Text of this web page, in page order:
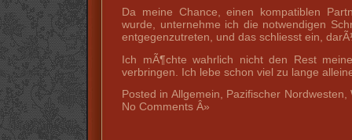
Da meine Chance, einen kompatiblen
wurde, unternehme ich die notwendigen
entgegenzutreten, und das schliesst ein,
Ich mÃ¶chte wahrlich nicht den Rest
verbringen. Ich lebe schon viel zu lange
Posted in Allgemein, Pazifischer
No Comments Â»